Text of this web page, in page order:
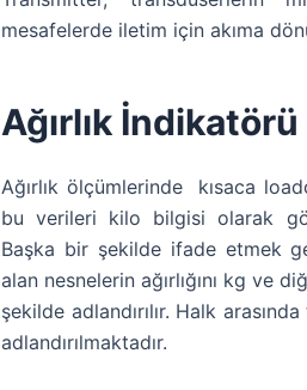
mesafelerde iletim için akıma
Ağırlık
Ağırlık ölçümlerinde kısaca
bu verileri kilo bilgisi olarak
Başka bir şekilde ifade etmek
alan nesnelerin ağırlığını kg ve
şekilde adlandırılır. Halk
adlandırılmaktadır.